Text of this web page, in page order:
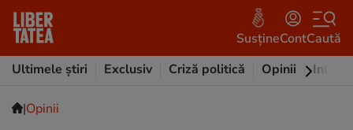
SusțineContCaută
Ultimele știri
Exclusiv Criză politică Opinii
|Opinii